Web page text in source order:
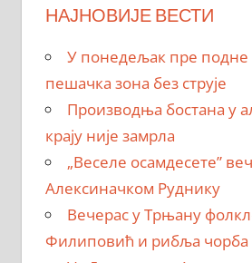
НАЈНОВИЈЕ ВЕСТИ
У понедељак пре подне
пешачка зона без струје
Производња бостана у
крају није замрла
„Веселе осамдесете”
Алексиначком Руднику
Вечерас у Трњану
Филиповић и рибља чорба